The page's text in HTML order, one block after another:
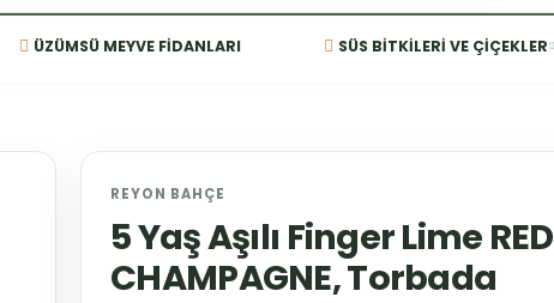
ÜZÜMSÜ MEYVE FIDANLARI SÜS BITKILERI VE ÇIÇEKLER
REYON BAHÇE
5 Yaş Aşılı Finger Lime RED
CHAMPAGNE, Torbada